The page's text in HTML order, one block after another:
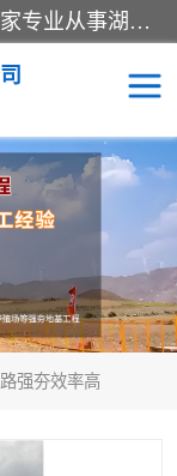
湖南业峻强夯基础工程有限公司是一家专业从事湖南强夯基础工程、强夯机租赁，地基处理的施工单位。业务覆盖：湖南、广东，江西等地。可承接1000KN.m-25000KN.m强夯（置换）工程。公司创始人是国内较早期从事强夯施工的建设者，经过多年的一步一个脚印的发展，在行业内具有较高的度和良好的口碑。
强夯效率高
赁
队伍